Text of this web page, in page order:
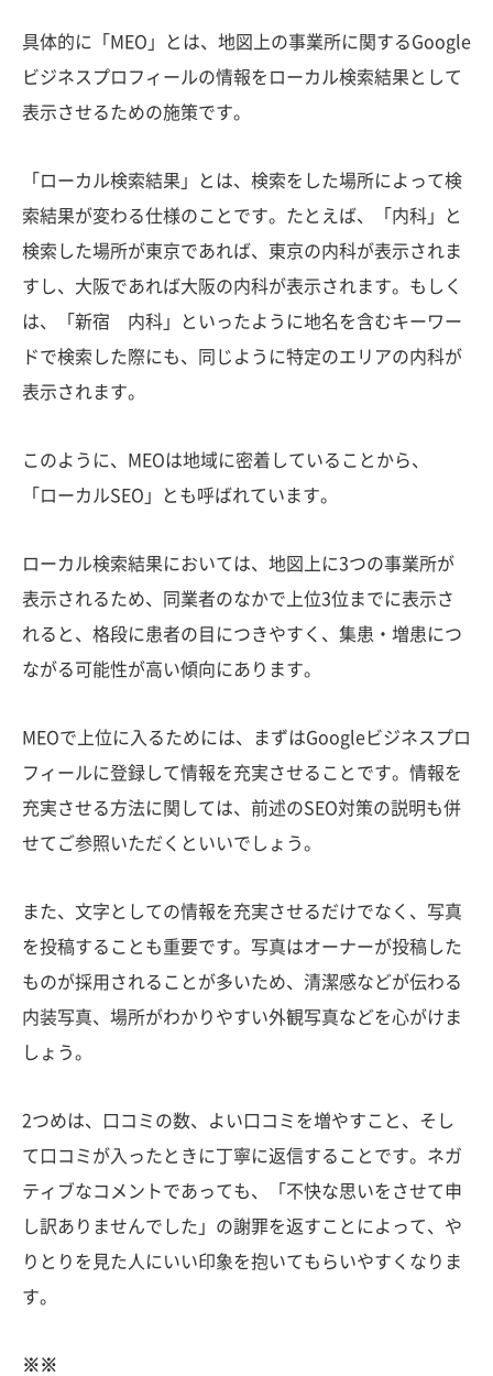
具体的に「MEO」とは、地図上の事業所に関するGoogle
ビジネスプロフィールの情報をローカル検索結果として
表示させるための施策です。
「ローカル検索結果」とは、検索をした場所によって検
索結果が変わる仕様のことです。たとえば、「内科」と
検索した場所が東京であれば、東京の内科が表示されま
すし、大阪であれば大阪の内科が表示されます。もしく
は、「新宿 内科」といったように地名を含むキーワー
ドで検索した際にも、同じように特定のエリアの内科が
表示されます。
このように、MEOは地域に密着していることから、
「ローカルSEO」とも呼ばれています。
ローカル検索結果においては、地図上に3つの事業所が
表示されるため、同業者のなかで上位3位までに表示さ
れると、格段に患者の目につきやすく、集患・増患につ
ながる可能性が高い傾向にあります。
MEOで上位に入るためには、まずはGoogleビジネスプロ
フィールに登録して情報を充実させることです。情報を
充実させる方法に関しては、前述のSEO対策の説明も併
せてご参照いただくといいでしょう。
また、文字としての情報を充実させるだけでなく、写真
を投稿することも重要です。写真はオーナーが投稿した
ものが採用されることが多いため、清潔感などが伝わる
内装写真、場所がわかりやすい外観写真などを心がけま
しょう。
2つめは、口コミの数、よい口コミを増やすこと、そし
て口コミが入ったときに丁寧に返信することです。ネガ
ティブなコメントであっても、「不快な思いをさせて申
し訳ありませんでした」の謝罪を返すことによって、や
りとりを見た人にいい印象を抱いてもらいやすくなりま
す。
※※